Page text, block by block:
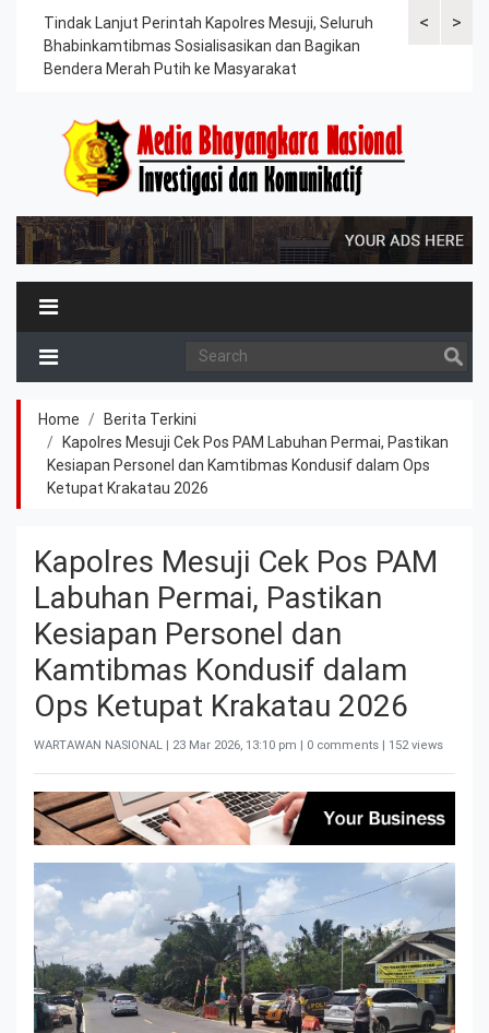
<
Tindak Lanjut Perintah Kapolres Mesuji, Seluruh
Bhabinkamtibmas Sosialisasikan dan Bagikan
Bendera Merah Putih ke Masyarakat
Sat Lantas
>
Home
Berita Terkini
Kapolres Mesuji Cek Pos PAM Labuhan Permai, Pastikan
Kesiapan Personel dan Kamtibmas Kondusif dalam Ops
Ketupat Krakatau 2026
Kapolres Mesuji Cek Pos PAM
Labuhan Permai, Pastikan
Kesiapan Personel dan
Kamtibmas Kondusif dalam
Ops Ketupat Krakatau 2026
WARTAWAN NASIONAL | 23 Mar 2026, 13:10 pm | 0 comments | 152 views